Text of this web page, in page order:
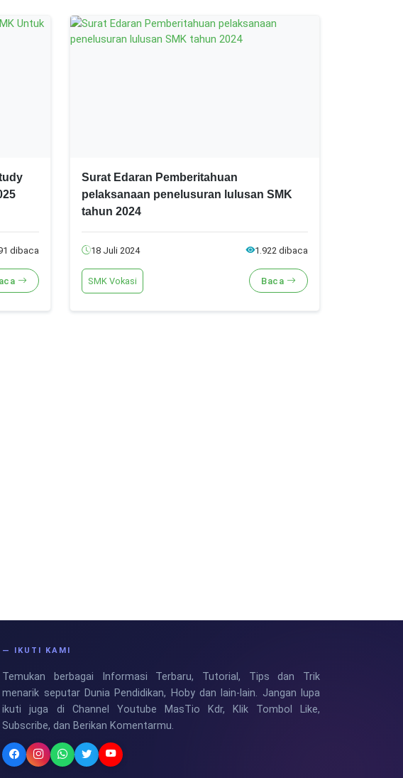
dibaca
Surat Edaran Pemberitahuan
pelaksanaan penelusuran lulusan SMK
tahun 2024
18 Juli 2024 1.922 dibaca
SMK Vokasi Baca
— IKUTI KAMI
Temukan berbagai Informasi Terbaru, Tutorial, Tips dan Trik
menarik seputar Dunia Pendidikan, Hoby dan lain-lain. Jangan lupa
ikuti juga di Channel Youtube MasTio Kdr, Klik Tombol Like,
Subscribe, dan Berikan Komentarmu.